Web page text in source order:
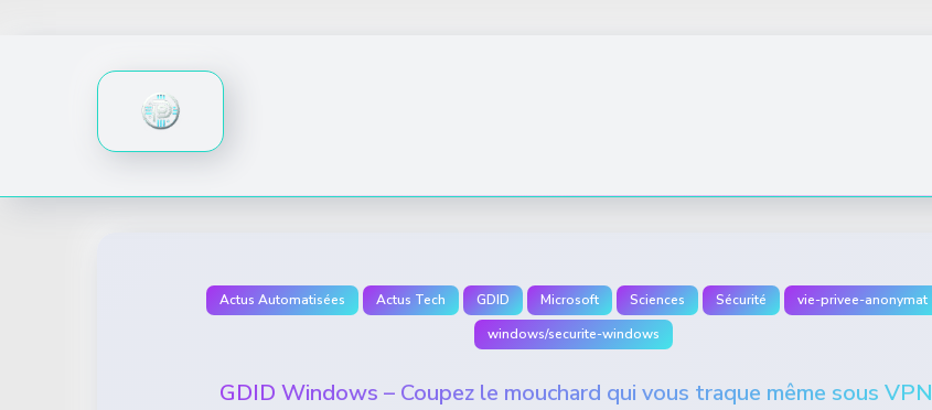
Actus Automatisées Actus Tech GDID Microsoft Sciences Sécurité
vie-privee-anonymat
windows/securite-windows
GDID Windows – Coupez le mouchard qui vous traque même sous VPN